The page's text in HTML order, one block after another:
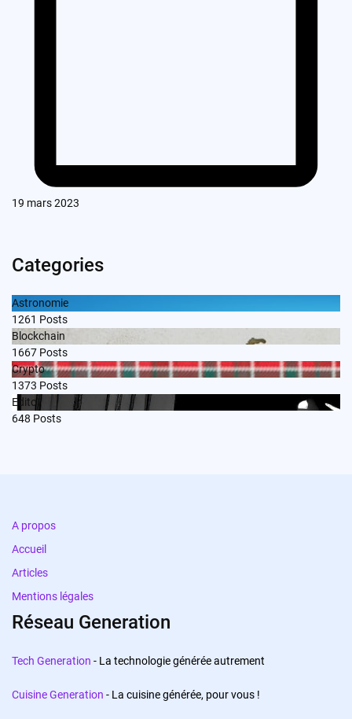
19 mars 2023
Categories
Astronomie
1261 Posts
Blockchain
1667 Posts
Crypto
1373 Posts
Edito
648 Posts
A propos
Accueil
Articles
Mentions légales
Réseau Generation
Tech Generation - La technologie générée autrement
Cuisine Generation - La cuisine générée, pour vous !